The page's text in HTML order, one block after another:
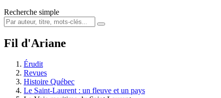
Recherche simple
Fil d'Ariane
Érudit
Revues
Histoire Québec
Le Saint-Laurent : un fleuve et un pays